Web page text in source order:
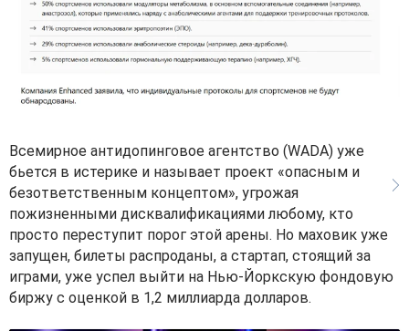
Всемирное антидопинговое агентство (WADA) уже
бьется в истерике и называет проект «опасным и
безответственным концептом», угрожая
пожизненными дисквалификациями любому, кто
просто переступит порог этой арены. Но маховик уже
запущен, билеты распроданы, а стартап, стоящий за
играми, уже успел выйти на Нью-Йоркскую фондовую
биржу с оценкой в 1,2 миллиарда долларов.